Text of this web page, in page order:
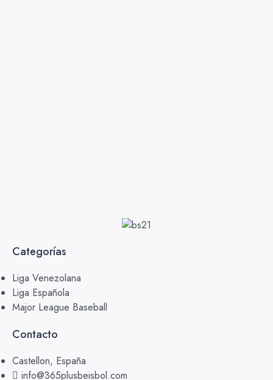
Categorías
Liga Venezolana
Liga Española
Major League Baseball
Contacto
Castellon, España
info@365plusbeisbol.com